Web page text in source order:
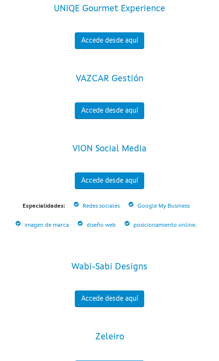
UNIQE Gourmet Experience
Accede desde aquí
VAZCAR Gestión
Accede desde aquí
VION Social Media
Accede desde aquí
Especialidades: Redes sociales Google My Business
imagen de marca diseño web posicionamiento online.
Wabi-Sabi Designs
Accede desde aquí
Zeleiro